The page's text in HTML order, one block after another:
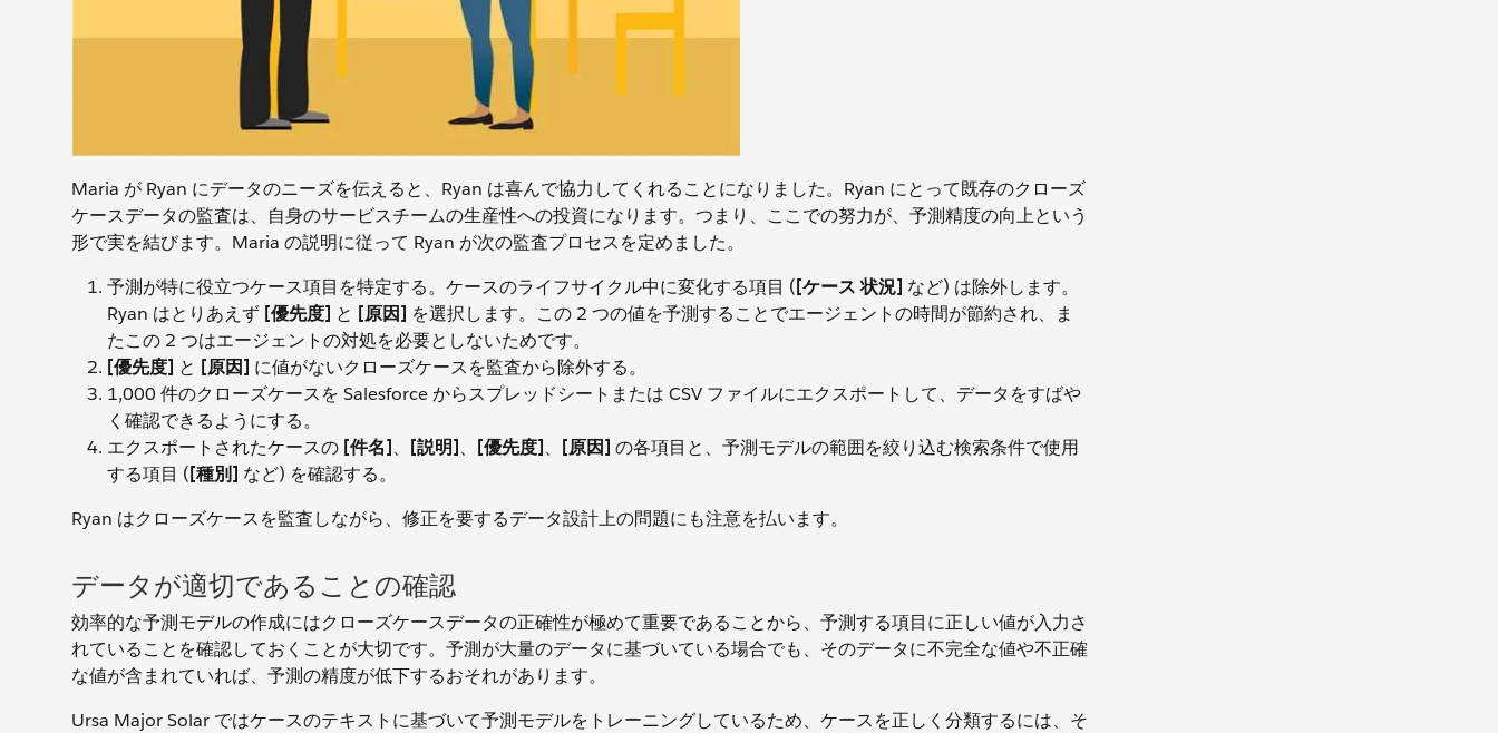
Maria が Ryan にデータのニーズを伝えると、Ryan は喜んで協力してくれることになりました。Ryan にとって既存のクローズ
ケースデータの監査は、自身のサービスチームの生産性への投資になります。つまり、ここでの努力が、予測精度の向上という
形で実を結びます。Maria の説明に従って Ryan が次の監査プロセスを定めました。
予測が特に役立つケース項目を特定する。ケースのライフサイクル中に変化する項目 ([ケース 状況] など) は除外します。
Ryan はとりあえず [優先度] と [原因] を選択します。この 2 つの値を予測することでエージェントの時間が節約され、ま
たこの 2 つはエージェントの対処を必要としないためです。
[優先度] と [原因] に値がないクローズケースを監査から除外する。
1,000 件のクローズケースを Salesforce からスプレッドシートまたは CSV ファイルにエクスポートして、データをすばや
く確認できるようにする。
エクスポートされたケースの [件名] 、 [説明] 、 [優先度] 、 [原因] の各項目と、予測モデルの範囲を絞り込む検索条件で使用
する項目 ([種別] など) を確認する。
Ryan はクローズケースを監査しながら、修正を要するデータ設計上の問題にも注意を払います。
データが適切であることの確認
効率的な予測モデルの作成にはクローズケースデータの正確性が極めて重要であることから、予測する項目に正しい値が入力さ
れていることを確認しておくことが大切です。予測が大量のデータに基づいている場合でも、そのデータに不完全な値や不正確
な値が含まれていれば、予測の精度が低下するおそれがあります。
Ursa Major Solar ではケースのテキストに基づいて予測モデルをトレーニングしているため、ケースを正しく分類するには、そ